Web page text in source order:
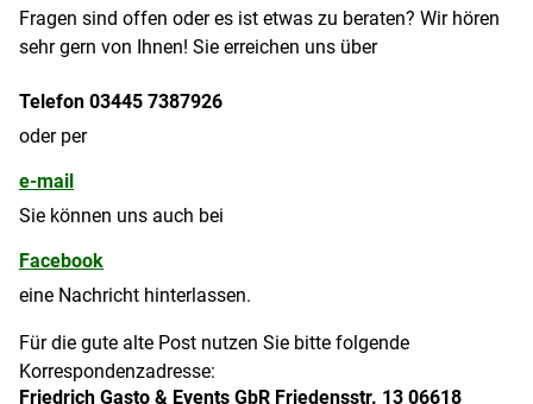
Fragen sind offen oder es ist etwas zu beraten? Wir hören
sehr gern von Ihnen! Sie erreichen uns über
Telefon 03445 7387926
oder per
e-mail
Sie können uns auch bei
Facebook
eine Nachricht hinterlassen.
Für die gute alte Post nutzen Sie bitte folgende
Korrespondenzadresse:
Friedrich Gasto & Events GbR Friedensstr. 13 06618